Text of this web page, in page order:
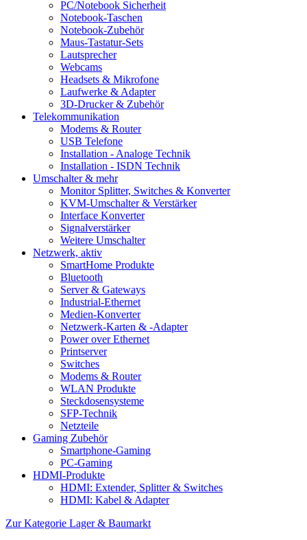
PC/Notebook Sicherheit
Notebook-Taschen
Notebook-Zubehör
Maus-Tastatur-Sets
Lautsprecher
Webcams
Headsets & Mikrofone
Laufwerke & Adapter
3D-Drucker & Zubehör
Telekommunikation
Modems & Router
USB Telefone
Installation - Analoge Technik
Installation - ISDN Technik
Umschalter & mehr
Monitor Splitter, Switches & Konverter
KVM-Umschalter & Verstärker
Interface Konverter
Signalverstärker
Weitere Umschalter
Netzwerk, aktiv
SmartHome Produkte
Bluetooth
Server & Gateways
Industrial-Ethernet
Medien-Konverter
Netzwerk-Karten & -Adapter
Power over Ethernet
Printserver
Switches
Modems & Router
WLAN Produkte
Steckdosensysteme
SFP-Technik
Netzteile
Gaming Zubehör
Smartphone-Gaming
PC-Gaming
HDMI-Produkte
HDMI: Extender, Splitter & Switches
HDMI: Kabel & Adapter
Zur Kategorie Lager & Baumarkt